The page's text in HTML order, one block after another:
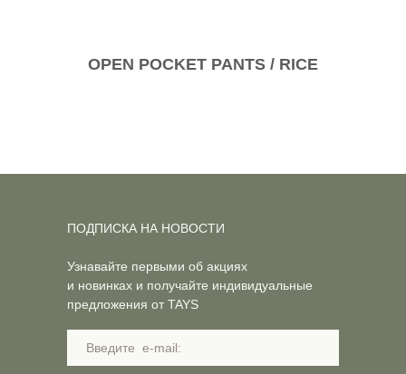
OPEN POCKET PANTS / RICE
Узнавайте первыми об акциях
и новинках и получайте индивидуальные
предложения от TAYS
ПОДПИСКА НА НОВОСТИ